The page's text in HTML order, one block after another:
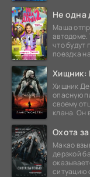
Не одна
Маша
автодоме.
что будут
поездка
Хищник:
Хищник
опасную
своему
клана. Он
Охота
Макао
дерзкой
ситуацию